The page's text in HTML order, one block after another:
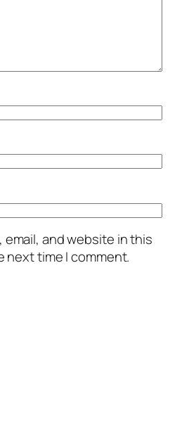
email, and website in this
next time I comment.